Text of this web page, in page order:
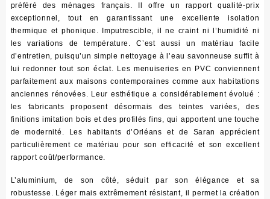
préféré des ménages français. Il offre un rapport qualité-prix
exceptionnel, tout en garantissant une excellente isolation
thermique et phonique. Imputrescible, il ne craint ni l’humidité ni
les variations de température. C’est aussi un matériau facile
d’entretien, puisqu’un simple nettoyage à l’eau savonneuse suffit à
lui redonner tout son éclat. Les menuiseries en PVC conviennent
parfaitement aux maisons contemporaines comme aux habitations
anciennes rénovées . Leur esthétique a considérablement évolué :
les fabricants proposent désormais des teintes variées, des
finitions imitation bois et des profilés fins, qui apportent une touche
de modernité. Les habitants d’Orléans et de Saran apprécient
particulièrement ce matériau pour son efficacité et son excellent
rapport coût/performance.
L’aluminium, de son côté, séduit par son élégance et sa
robustesse. Léger mais extrêmement résistant, il permet la création